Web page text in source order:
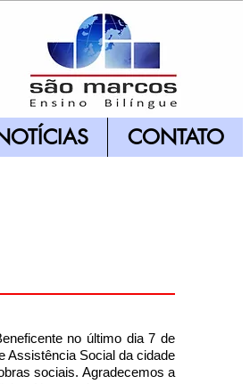
CONTATO
no último dia 7 de
Assistência Social da cidade
sociais. Agradecemos a